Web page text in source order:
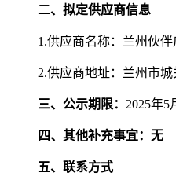
二、拟定供应商信息
1.供应商名称： 兰州伙伴
2.供应商地址： 兰州市
三、公示期限： 2025年5
四、其他补充事宜：无
五、联系方式